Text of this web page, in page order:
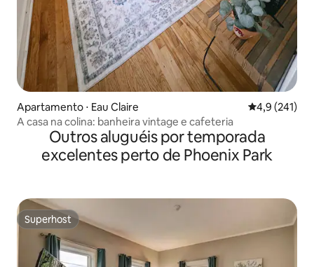
Apartamento ⋅ Eau Claire 4,9 de uma
4,9 (241)
A casa na colina: banheira vintage e cafeteria
Outros aluguéis por temporada
excelentes perto de Phoenix Park
Superhost
Superhost